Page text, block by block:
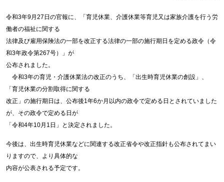
令和3年9月27日の官報に、「育児休業、介護休業等育児又は家族介護を行う労
働者の福祉に関する
法律及び雇用保険法の一部を改正する法律の一部の施行期日を定める政令（令
和3年政令第267号）」が
公布されました。
令和3年の育児・介護休業法の改正のうち、「出生時育児休業の創設」、
「育児休業の分割取得に関する
改正」の施行期日は、公布後1年6か月以内の政令で定める日とされていました
が、その政令で定める日が
「令和4年10月1日」と決定されました。
今後は、出生時育児休業などに関連する改正省令や改正指針も公布されてまい
りますので、より具体的な
内容が公表される予定です。